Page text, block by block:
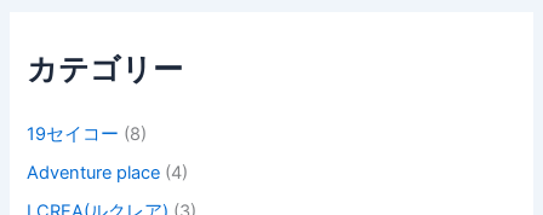
カテゴリー
19セイコー (8)
Adventure place (4)